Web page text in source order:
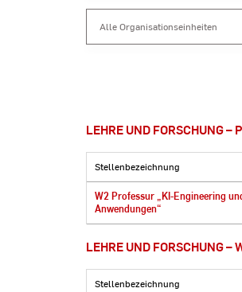
Lehre und Forschung –
Alle Organisationseinheiten
Studium und Lehre (Abt. V)
Forschung, Transfer und
Nachwuchs (Abt. VI)
Hochschulkommunikation
Campus Service (Abt. VIII)
LEHRE UND FORSCHUNG –
Stellenbezeichnung
W2 Professur „KI-Engineering
Anwendungen“
LEHRE UND FORSCHUNG –
Stellenbezeichnung